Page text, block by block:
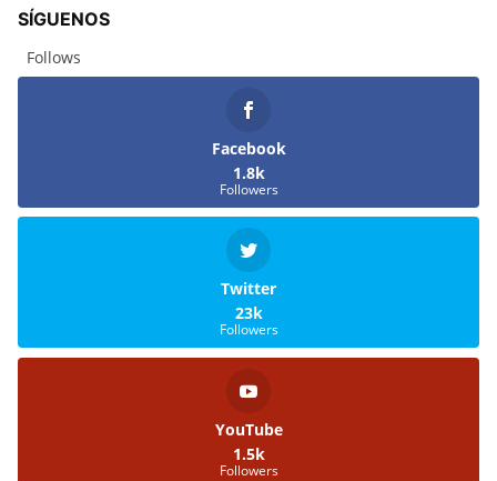
SÍGUENOS
Follows
Facebook
1.8k
Followers
Twitter
23k
Followers
YouTube
1.5k
Followers